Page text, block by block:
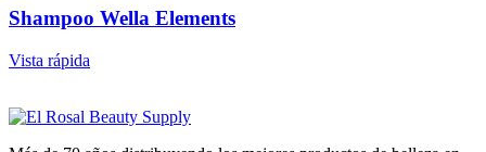
Shampoo Wella Elements
Vista rápida